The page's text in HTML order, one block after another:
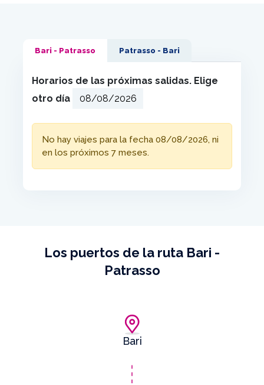
Bari - Patrasso Patrasso - Bari
Horarios de las próximas salidas. Elige
otro día
No hay viajes para la fecha 08/08/2026, ni
en los próximos 7 meses.
Los puertos de la ruta Bari -
Patrasso
Bari